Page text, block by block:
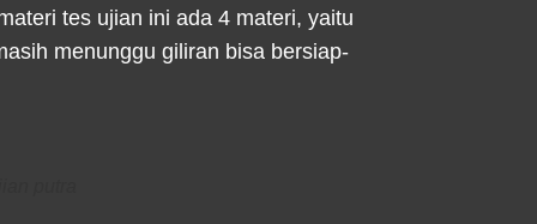
tes ujian ini ada 4 materi, yaitu
menunggu giliran bisa bersiap-